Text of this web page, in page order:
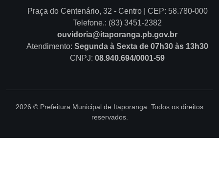
Praça do Centenário, 32 - Centro | CEP: 58.780-000
Telefone.: (83) 3451-2382
ouvidoria@itaporanga.pb.gov.br
Atendimento: Segunda à Sexta de 07h30 às 13h30
CNPJ: 08.940.694/0001-59
2026 © Prefeitura Municipal de Itaporanga. Todos os direitos
reservados.